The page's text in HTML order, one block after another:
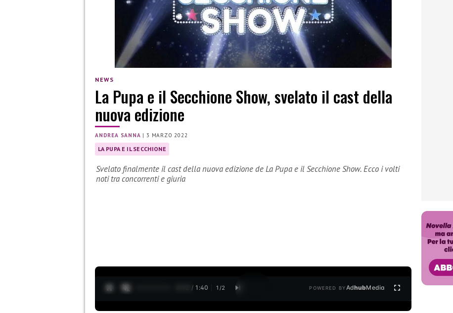
NEWS
La Pupa e il Secchione Show, svelato il cast della
nuova edizione
ANDREA SANNA |3 MARZO 2022
LA PUPA E IL SECCHIONE
Svelato finalmente il cast della nuova edizione de La Pupa e il Secchione Show. Ecco i volti
noti tra concorrenti e giuria
0:13 / 1:40 1 /2 POWERED BYAdhubMedia